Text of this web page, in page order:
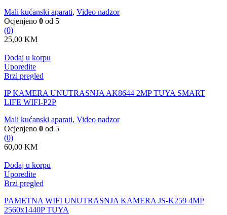
Mali kućanski aparati, Video nadzor
Ocjenjeno 0 od 5
(0)
25,00 KM
Dodaj u korpu
Uporedite
Brzi pregled
IP KAMERA UNUTRASNJA AK8644 2MP TUYA SMART
LIFE WIFI-P2P
Mali kućanski aparati, Video nadzor
Ocjenjeno 0 od 5
(0)
60,00 KM
Dodaj u korpu
Uporedite
Brzi pregled
PAMETNA WIFI UNUTRASNJA KAMERA JS-K259 4MP
2560x1440P TUYA